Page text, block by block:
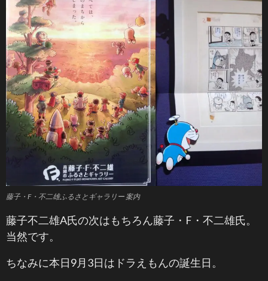
藤子・F・不二雄ふるさとギャラリー 案内
藤子不二雄A氏の次はもちろん藤子・F・不二雄氏。
当然です。
ちなみに本日9月3日はドラえもんの誕生日。